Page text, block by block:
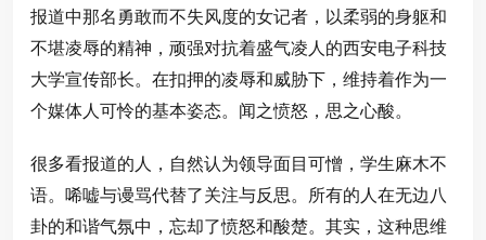
报道中那名勇敢而不失风度的女记者，以柔弱的身躯和
不堪凌辱的精神，顽强对抗着盛气凌人的西安电子科技
大学宣传部长。在扣押的凌辱和威胁下，维持着作为一
个媒体人可怜的基本姿态。闻之愤怒，思之心酸。
很多看报道的人，自然认为领导面目可憎，学生麻木不
语。唏嘘与谩骂代替了关注与反思。所有的人在无边八
卦的和谐气氛中，忘却了愤怒和酸楚。其实，这种思维